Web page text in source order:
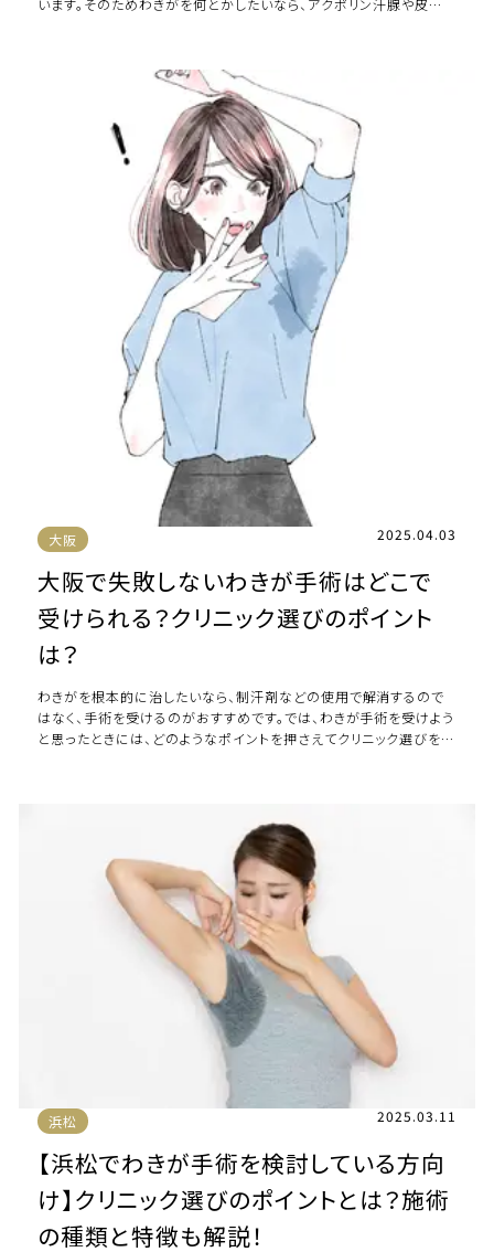
大阪 2025.04.03
大阪で失敗しないわきが手術はどこで
受けられる？クリニック選びのポイント
は？
わきがを根本的に治したいなら、制汗剤などの使用で解消するので
はなく、手術を受けるのがおすすめです。では、わきが手術を受けよう
と思ったときには、どのようなポイントを押さえてクリニック選びをす
浜松 2025.03.11
【浜松でわきが手術を検討している方向
け】クリニック選びのポイントとは？施術
の種類と特徴も解説！